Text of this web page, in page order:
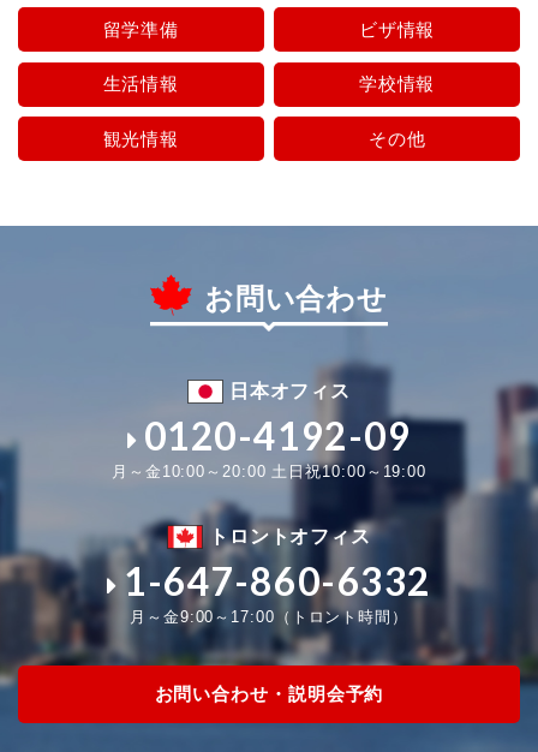
留学準備 ビザ情報
生活情報 学校情報
観光情報 その他
お問い合わせ
日本オフィス
0120-4192-09
月～金10:00～20:00 土日祝10:00～19:00
トロントオフィス
1-647-860-6332
月～金9:00～17:00（トロント時間）
お問い合わせ・説明会予約